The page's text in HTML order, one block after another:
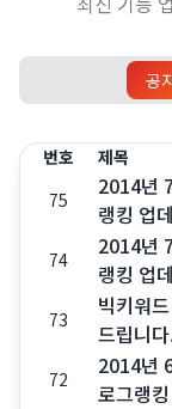
공
번호 제목
75
2014년
랭킹 업
74
2014년
랭킹 업
73
빅키워
드립니
72
2014년
로그랭